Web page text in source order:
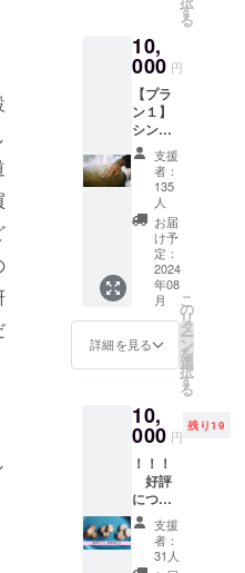
名可）
・掲載
期間：
事業が
存続す
る限り
・掲載
方法：
文字の
み、掲
載サイ
ズ 12ポ
イント
（50音
順） ・
支援
望の方
は備考
望され
るお名
前とふ
りがな
をご記
入くだ
さい。
■プロ
ジェク
感謝の
を込め
て、お
礼の
メッ
セージ
をお送
りしま
す。 ■
搾油施
設付近
のクラ
ウド
ファン
ディン
グ感謝
掲示板
にお名
前掲載
名可）
・掲載
事業が
存続す
る限り
・掲載
方法：
文字の
す
る
10,
000 円
【プラ
ン１】
シンプ
ルに応
援 1万
円コー
ス 資金
面から
ご支援
いただ
ける方
向けに
なりま
す。 ■
感謝の
礼の
メッ
セージ
をお送
りしま
す。 ■
搾油施
設付近
のクラ
支援
者：
135
人
お届
け予
定：
2024
年08
月
詳細を見る
こ
の
リ
タ
ー
ン
を
選
択
す
る
10,
000 円
残り19
！！！
好評
につ
き、限
定50
セット
支援
者：
31人